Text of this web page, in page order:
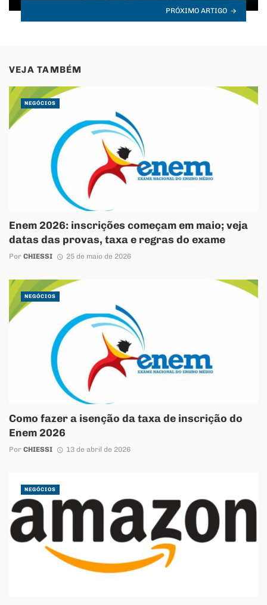
PRÓXIMO ARTIGO
VEJA TAMBÉM
Enem 2026: inscrições começam em maio; veja
datas das provas, taxa e regras do exame
Por CHIESSI 25 de maio de 2026
NEGÓCIOS
Como fazer a isenção da taxa de inscrição do
Enem 2026
Por CHIESSI 13 de abril de 2026
NEGÓCIOS
NEGÓCIOS